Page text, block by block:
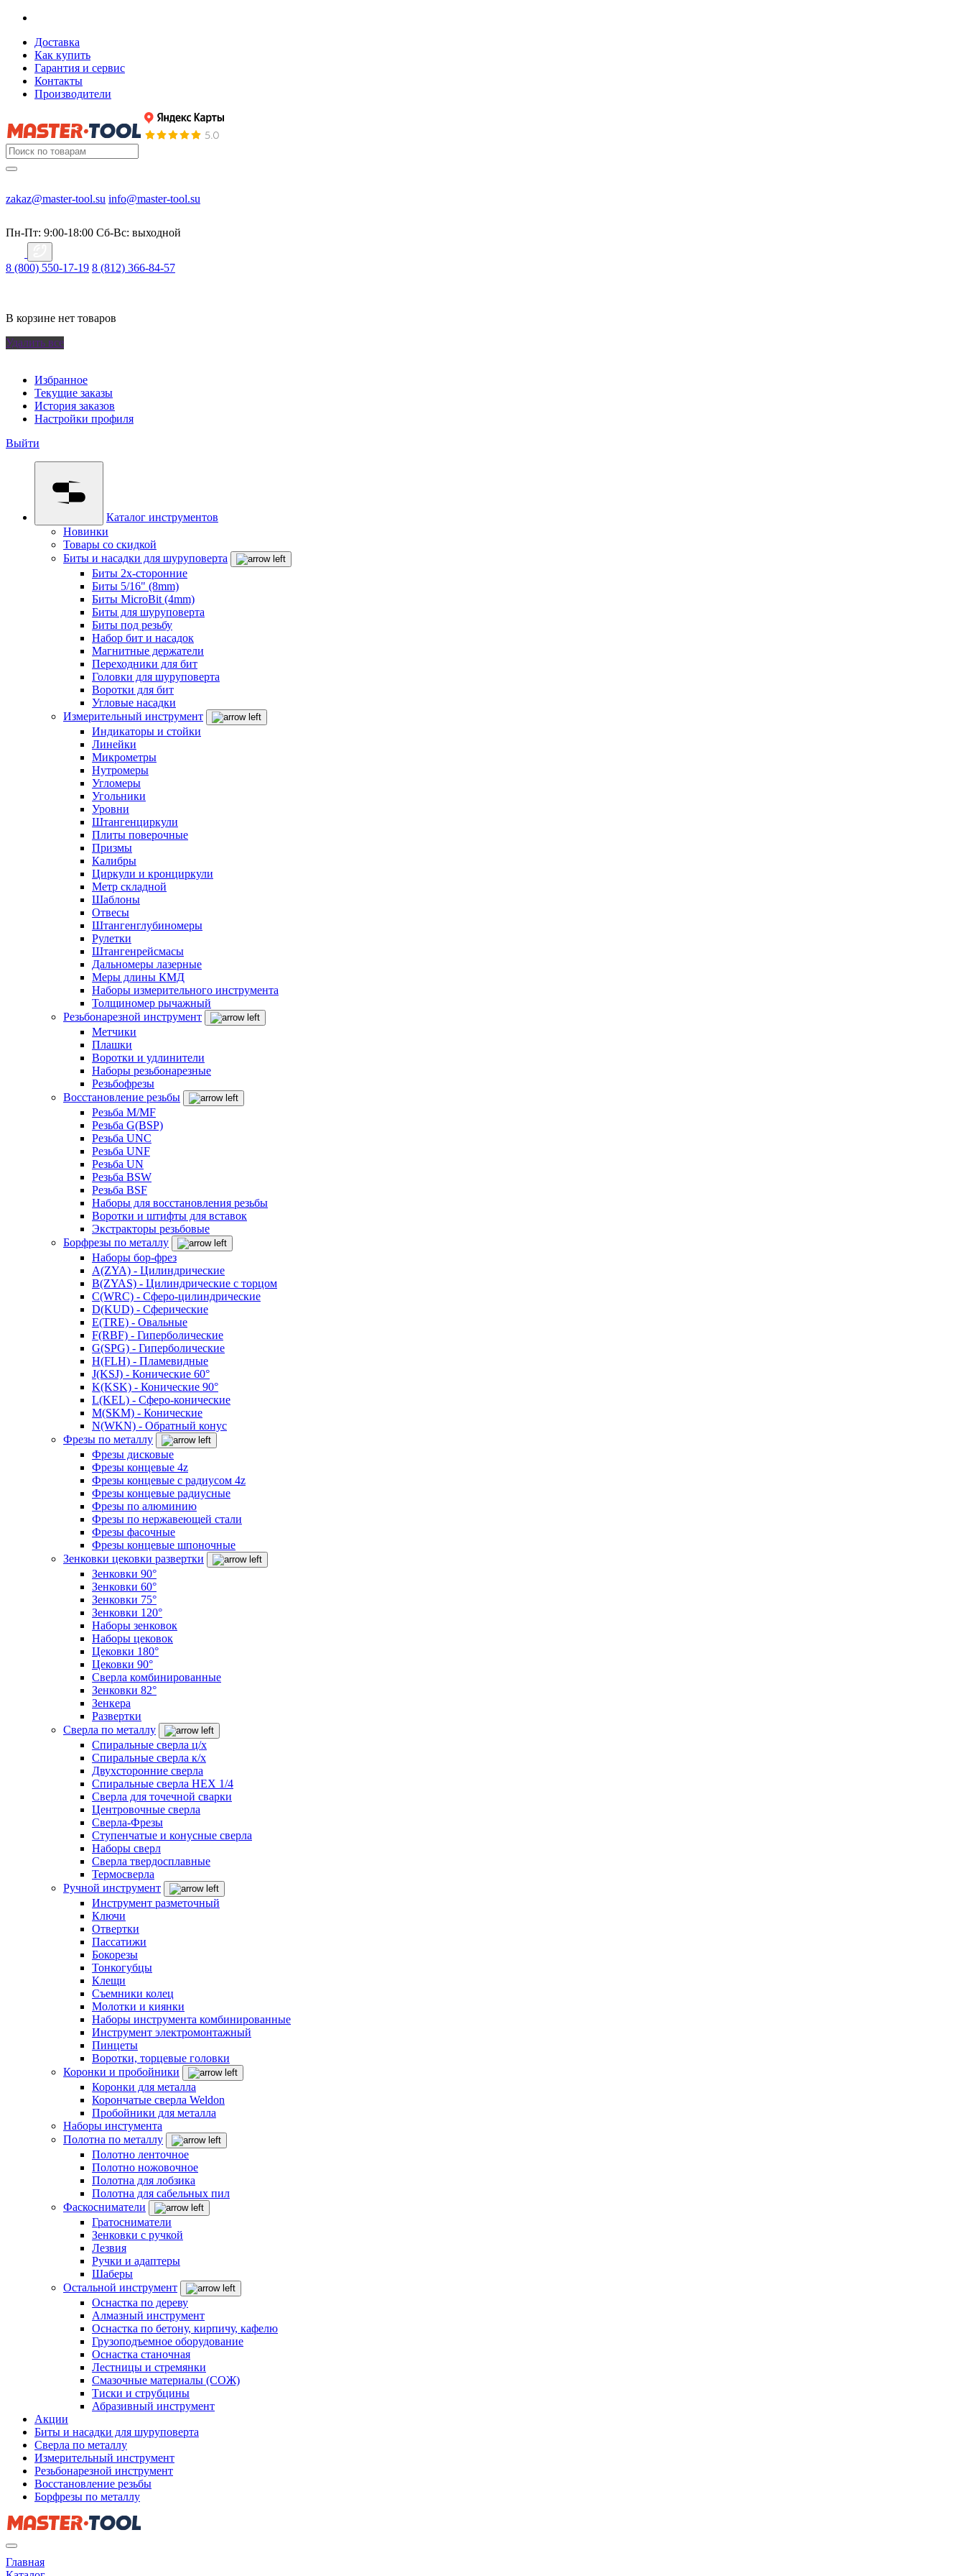
Доставка
Как купить
Гарантия и сервис
Контакты
Производители
zakaz@master-tool.su info@master-tool.su
Пн-Пт: 9:00-18:00 Cб-Вс: выходной
8 (800) 550-17-19 8 (812) 366-84-57
В корзине нет товаров
Удалить все
Избранное
Текущие заказы
История заказов
Настройки профиля
Выйти
Каталог инструментов
Новинки
Товары со скидкой
Биты и насадки для шуруповерта
Биты 2х-сторонние
Биты 5/16" (8mm)
Биты MicroBit (4mm)
Биты для шуруповерта
Биты под резьбу
Набор бит и насадок
Магнитные держатели
Переходники для бит
Головки для шуруповерта
Воротки для бит
Угловые насадки
Измерительный инструмент
Индикаторы и стойки
Линейки
Микрометры
Нутромеры
Угломеры
Угольники
Уровни
Штангенциркули
Плиты поверочные
Призмы
Калибры
Циркули и кронциркули
Метр складной
Шаблоны
Отвесы
Штангенглубиномеры
Рулетки
Штангенрейсмасы
Дальномеры лазерные
Меры длины КМД
Наборы измерительного инструмента
Толщиномер рычажный
Резьбонарезной инструмент
Метчики
Плашки
Воротки и удлинители
Наборы резьбонарезные
Резьбофрезы
Восстановление резьбы
Резьба M/MF
Резьба G(BSP)
Резьба UNC
Резьба UNF
Резьба UN
Резьба BSW
Резьба BSF
Наборы для восстановления резьбы
Воротки и штифты для вставок
Экстракторы резьбовые
Борфрезы по металлу
Наборы бор-фрез
A(ZYA) - Цилиндрические
B(ZYAS) - Цилиндрические с торцом
C(WRC) - Сферо-цилиндрические
D(KUD) - Сферические
E(TRE) - Овальные
F(RBF) - Гиперболические
G(SPG) - Гиперболические
H(FLH) - Пламевидные
J(KSJ) - Конические 60°
K(KSK) - Конические 90°
L(KEL) - Сферо-конические
M(SKM) - Конические
N(WKN) - Обратный конус
Фрезы по металлу
Фрезы дисковые
Фрезы концевые 4z
Фрезы концевые с радиусом 4z
Фрезы концевые радиусные
Фрезы по алюминию
Фрезы по нержавеющей стали
Фрезы фасочные
Фрезы концевые шпоночные
Зенковки цековки развертки
Зенковки 90°
Зенковки 60°
Зенковки 75°
Зенковки 120°
Наборы зенковок
Наборы цековок
Цековки 180°
Цековки 90°
Сверла комбинированные
Зенковки 82°
Зенкера
Развертки
Сверла по металлу
Спиральные сверла ц/х
Спиральные сверла к/х
Двухсторонние сверла
Спиральные сверла HEX 1/4
Сверла для точечной сварки
Центровочные сверла
Сверла-Фрезы
Ступенчатые и конусные сверла
Наборы сверл
Сверла твердосплавные
Термосверла
Ручной инструмент
Инструмент разметочный
Ключи
Отвертки
Пассатижи
Бокорезы
Тонкогубцы
Клещи
Съемники колец
Молотки и киянки
Наборы инструмента комбинированные
Инструмент электромонтажный
Пинцеты
Воротки, торцевые головки
Коронки и пробойники
Коронки для металла
Корончатые сверла Weldon
Пробойники для металла
Наборы инстумента
Полотна по металлу
Полотно ленточное
Полотно ножовочное
Полотна для лобзика
Полотна для сабельных пил
Фаскосниматели
Гратосниматели
Зенковки с ручкой
Лезвия
Ручки и адаптеры
Шаберы
Остальной инструмент
Оснастка по дереву
Алмазный инструмент
Оснастка по бетону, кирпичу, кафелю
Грузоподъемное оборудование
Оснастка станочная
Лестницы и стремянки
Смазочные материалы (СОЖ)
Тиски и струбцины
Абразивный инструмент
Акции
Биты и насадки для шуруповерта
Сверла по металлу
Измерительный инструмент
Резьбонарезной инструмент
Восстановление резьбы
Борфрезы по металлу
Главная